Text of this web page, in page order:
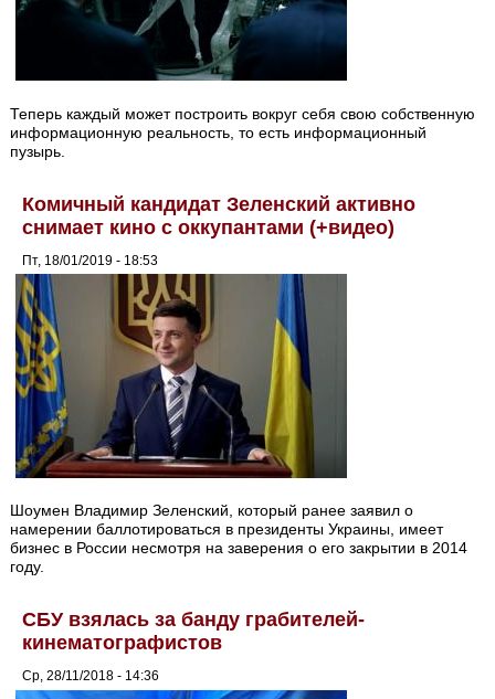
Теперь каждый может построить вокруг себя свою собственную
информационную реальность, то есть информационный
пузырь.
Комичный кандидат Зеленский активно
снимает кино с оккупантами (+видео)
Пт, 18/01/2019 - 18:53
Шоумен Владимир Зеленский, который ранее заявил о
намерении баллотироваться в президенты Украины, имеет
бизнес в России несмотря на заверения о его закрытии в 2014
году.
СБУ взялась за банду грабителей-
кинематографистов
Ср, 28/11/2018 - 14:36